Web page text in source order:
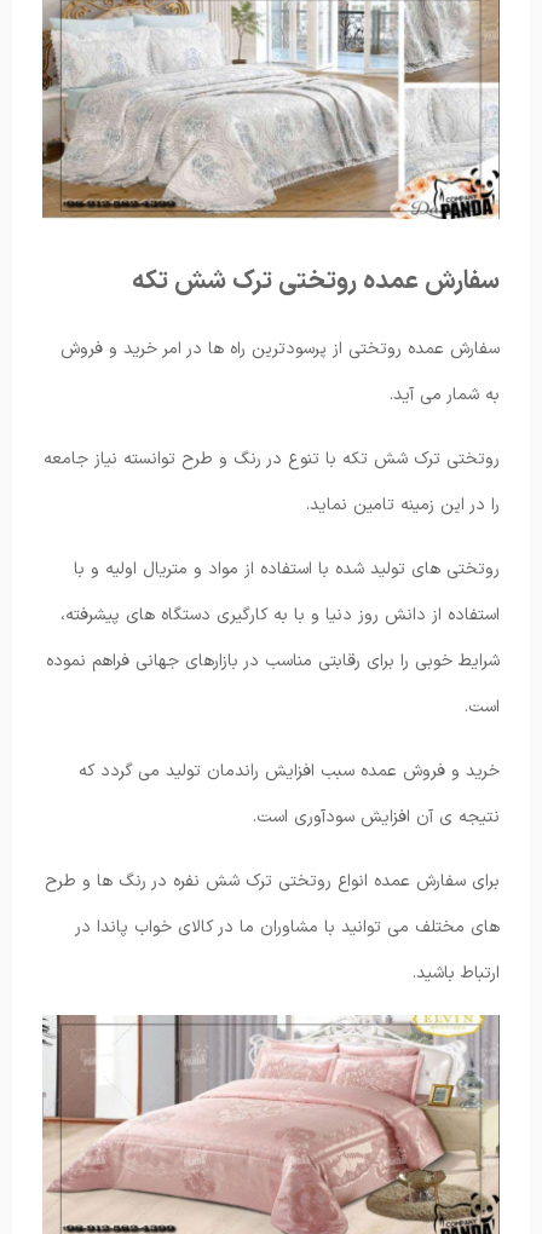
سفارش عمده روتختی ترک شش تکه
سفارش عمده روتختی از پرسودترین راه ها در امر خرید و فروش
به شمار می آید.
روتختی ترک شش تکه با تنوع در رنگ و طرح توانسته نیاز جامعه
را در این زمینه تامین نماید.
روتختی های تولید شده با استفاده از مواد و متریال اولیه و با
استفاده از دانش روز دنیا و با به کارگیری دستگاه های پیشرفته،
شرایط خوبی را برای رقابتی مناسب در بازارهای جهانی فراهم نموده
است.
خرید و فروش عمده سبب افزایش راندمان تولید می گردد که
نتیجه ی آن افزایش سودآوری است.
برای سفارش عمده انواع روتختی ترک شش نفره در رنگ ها و طرح
های مختلف می توانید با مشاوران ما در کالای خواب پاندا در
ارتباط باشید.